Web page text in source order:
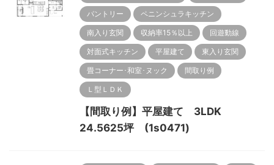
パントリー ペニンシュラキッチン
南入り玄関 収納率15％以上 回遊動線
対面式キッチン 平屋建て 東入り玄関
畳コーナー･和室･ヌック 間取り例
Ｌ型ＬＤＫ
【間取り例】平屋建て 3LDK
24.5625坪 (1s0471)